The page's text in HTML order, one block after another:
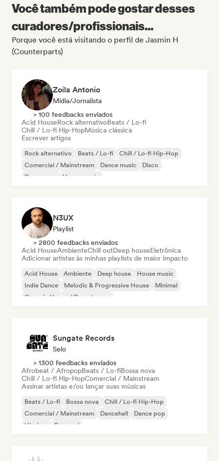
Você também pode gostar desses
curadores/profissionais...
Porque você está visitando o perfil de Jasmin H
(Counterparts)
Zoila Antonio
Mídia/Jornalista
> 100 feedbacks enviados
Acid HouseRock alternativoBeats / Lo-fi
Chill / Lo-fi Hip-HopMúsica clássica
Escrever artigos
Rock alternativo Beats / Lo-fi
Chill / Lo-fi Hip-Hop
Comercial / Mainstream
Dance music
Disco
Dream pop
House music
N3UX
Playlist
> 2800 feedbacks enviados
Acid HouseAmbienteChill outDeep houseEletrônica
Adicionar artistas às minhas playlists de maior impacto
Acid House Ambiente Deep house
House music
Indie Dance
Melodic & Progressive House
Minimal
Organic House / Downtempo
Sungate Records
Selo
> 1300 feedbacks enviados
Afrobeat / AfropopBeats / Lo-fiBossa nova
Chill / Lo-fi Hip-HopComercial / Mainstream
Assinar artistas e/ou lançar suas músicas
Beats / Lo-fi Bossa nova
Chill / Lo-fi Hip-Hop
Comercial / Mainstream
Dancehall
Dance pop
Hip-hop
Pop soul